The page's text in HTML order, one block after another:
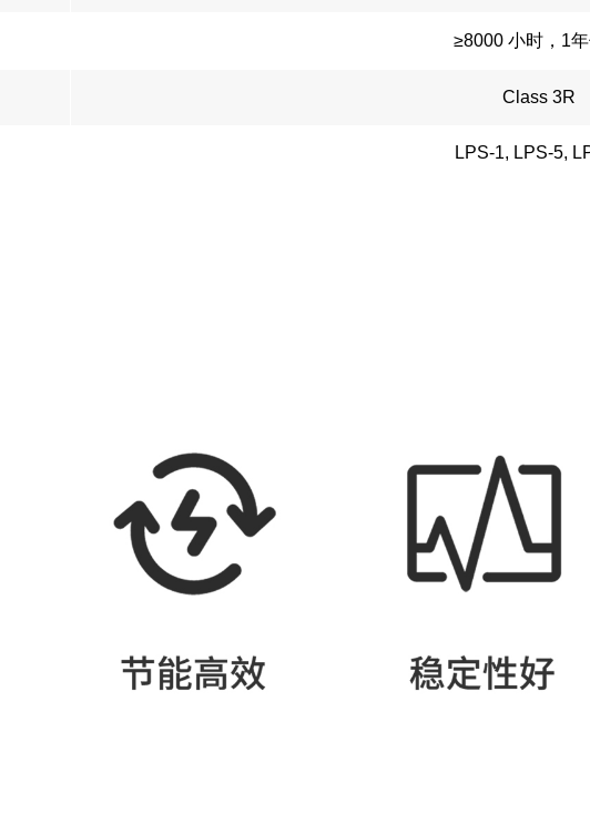
≥8000 小时，1
Class 3R
LPS-1, LPS-5,